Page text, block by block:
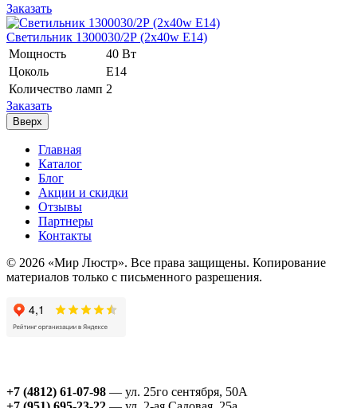
Заказать
Светильник 1300030/2Р (2x40w E14)
Мощность
40 Вт
Цоколь
Е14
Количество ламп 2
Заказать
Вверх
Главная
Каталог
Блог
Акции и скидки
Отзывы
Партнеры
Контакты
© 2026 «Мир Люстр». Все права защищены. Копирование
материалов только с письменного разрешения.
+7 (4812) 61-07-98 — ул. 25го сентября, 50А